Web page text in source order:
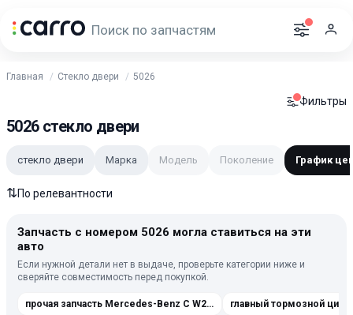
Главная Стекло двери 5026
Фильтры
5026 стекло двери
стекло двери Марка Модель Поколение График
⇅По релевантности
Запчасть с номером 5026 могла ставиться на эти
авто
Если нужной детали нет в выдаче, проверьте категории ниже и
сверяйте совместимость перед покупкой.
прочая запчасть Mercedes-Benz C W203 [рестайлинг] 2004-2008